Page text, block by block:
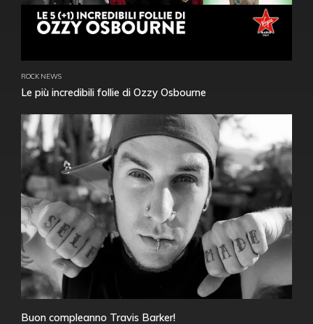
ROCK NEWS
Le più incredibili follie di Ozzy Osbourne
Buon compleanno Travis Barker!